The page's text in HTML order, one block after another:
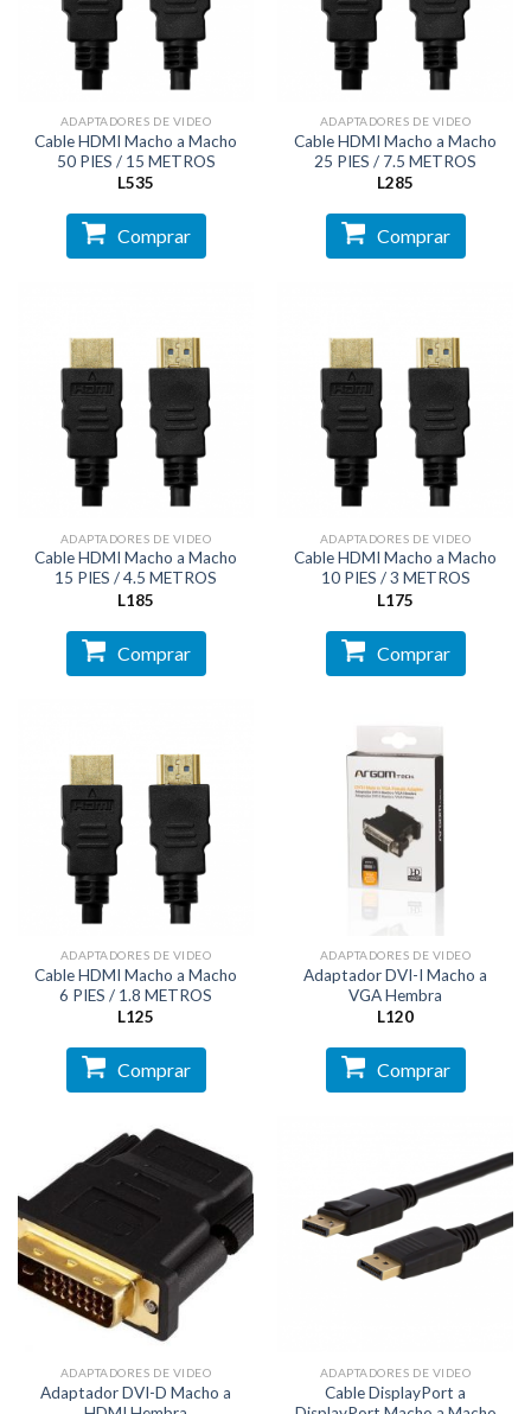
ADAPTADORES DE VIDEO
Cable HDMI Macho a Macho
50 PIES / 15 METROS
L535
Comprar
ADAPTADORES DE VIDEO
Cable HDMI Macho a Macho
25 PIES / 7.5 METROS
L285
Comprar
ADAPTADORES DE VIDEO
Cable HDMI Macho a Macho
15 PIES / 4.5 METROS
L185
Comprar
ADAPTADORES DE VIDEO
Cable HDMI Macho a Macho
10 PIES / 3 METROS
L175
Comprar
ADAPTADORES DE VIDEO
Cable HDMI Macho a Macho
6 PIES / 1.8 METROS
L125
Comprar
ADAPTADORES DE VIDEO
Adaptador DVI-I Macho a
VGA Hembra
L120
Comprar
ADAPTADORES DE VIDEO
Adaptador DVI-D Macho a
ADAPTADORES DE VIDEO
Cable DisplayPort a